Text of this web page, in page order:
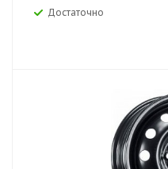
Достаточно